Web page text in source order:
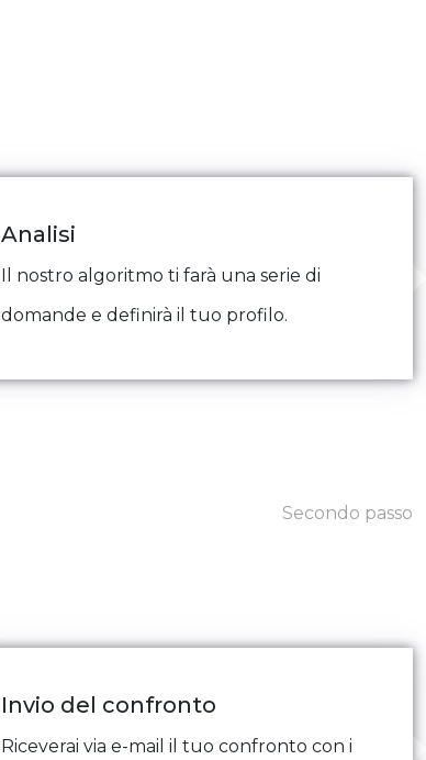
Analisi
Il nostro algoritmo ti farà una serie di
domande e definirà il tuo profilo.
Secondo passo
Invio del confronto
Riceverai via e-mail il tuo confronto con i